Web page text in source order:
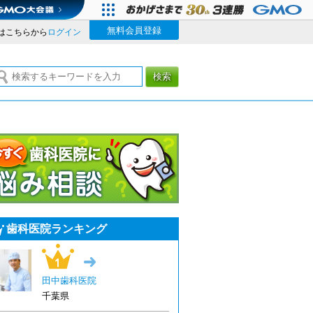
こちらから ログイン 無料会員登録
検索
歯科医院ランキング
田中歯科医院
千葉県